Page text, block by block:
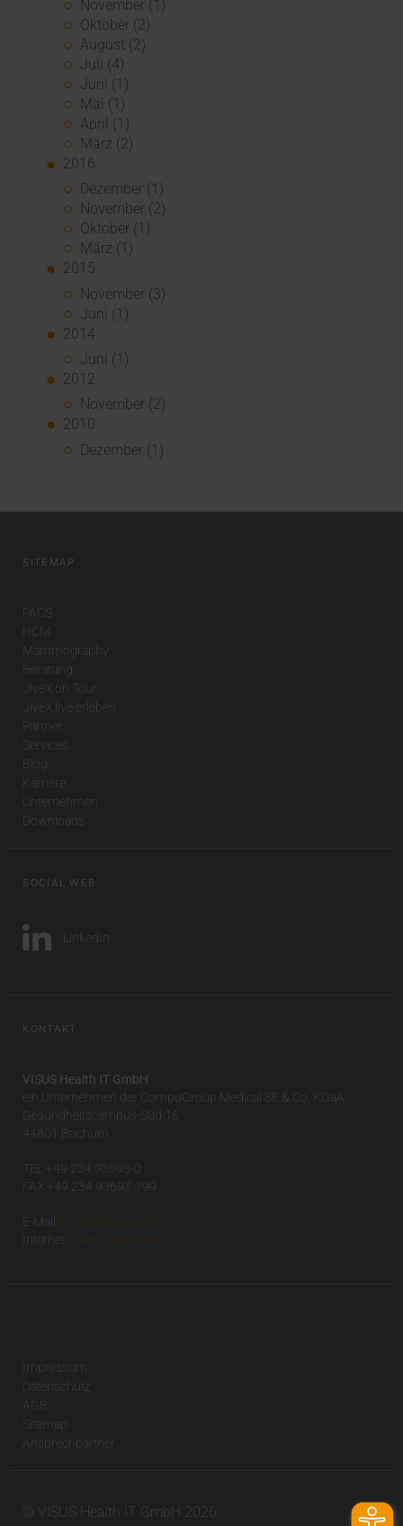
November (1)
Oktober (2)
August (2)
Juli (4)
Juni (1)
Mai (1)
April (1)
März (2)
2016
Dezember (1)
November (2)
Oktober (1)
März (1)
2015
November (3)
Juni (1)
2014
Juni (1)
2012
November (2)
2010
Dezember (1)
SITEMAP
PACS
HCM
Mammography
Beratung
JiveX on Tour
JiveX live erleben
Partner
Services
Blog
Karriere
Unternehmen
Downloads
SOCIAL WEB
LinkedIn
KONTAKT
VISUS Health IT GmbH
ein Unternehmen der CompuGroup Medical SE & Co. KGaA
Gesundheitscampus-Süd 15
44801 Bochum
TEL +49 234 93693-0
FAX +49 234 93693-199
E-Mail:
info(at)visus.com
Internet:
www.visus.com
Impressum
Datenschutz
AGB
Sitemap
Ansprechpartner
© VISUS Health IT GmbH 2026